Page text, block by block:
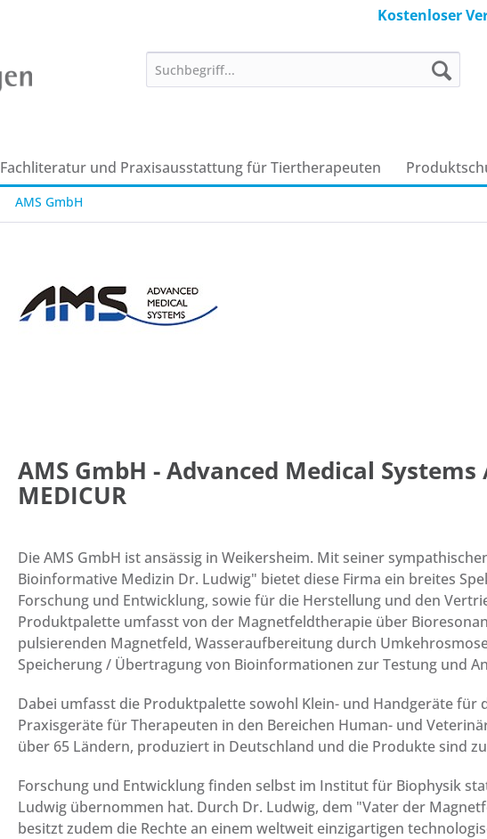
Kostenloser
Fachliteratur und Praxisausstattung für Tiertherapeuten
AMS GmbH
AMS GmbH - Advanced Medical Systems
MEDICUR
Die AMS GmbH ist ansässig in Weikersheim. Mit seiner
Bioinformative Medizin Dr. Ludwig" bietet diese Firma ein breites
Forschung und Entwicklung, sowie für die Herstellung und den
Produktpalette umfasst von der Magnetfeldtherapie über
pulsierenden Magnetfeld, Wasseraufbereitung durch
Speicherung / Übertragung von Bioinformationen zur Testung und
Dabei umfasst die Produktpalette sowohl Klein- und Handgeräte
Praxisgeräte für Therapeuten in den Bereichen Human- und
über 65 Ländern, produziert in Deutschland und die Produkte sind
Forschung und Entwicklung finden selbst im Institut für Biophysik
Ludwig übernommen hat. Durch Dr. Ludwig, dem "Vater der
besitzt zudem die Rechte an einem weltweit einzigartigen